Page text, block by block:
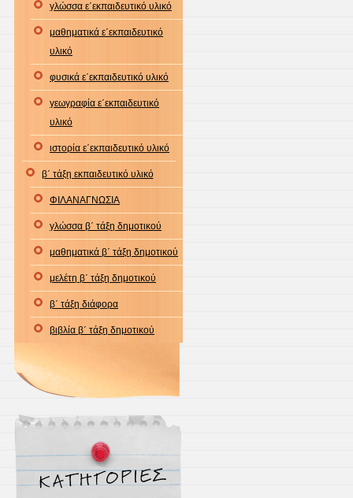
γλώσσα ε΄εκπαιδευτικό υλικό
μαθηματικά ε΄εκπαιδευτικό
υλικό
φυσικά ε΄εκπαιδευτικό υλικό
γεωγραφία ε΄εκπαιδευτικό
υλικό
ιστορία ε΄εκπαιδευτικό υλικό
β΄ τάξη εκπαιδευτικό υλικό
ΦΙΛΑΝΑΓΝΩΣΙΑ
γλώσσα β΄ τάξη δημοτικού
μαθηματικά β΄ τάξη δημοτικού
μελέτη β΄ τάξη δημοτικού
β΄ τάξη διάφορα
βιβλία β΄ τάξη δημοτικού